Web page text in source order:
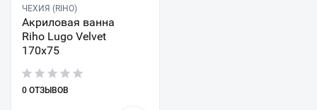
ЧЕХИЯ (RIHO)
Акриловая ванна
Riho Lugo Velvet
170x75
0 ОТЗЫВОВ